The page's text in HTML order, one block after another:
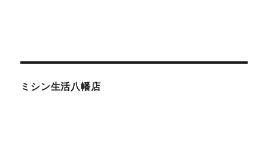
ミシン生活八幡店